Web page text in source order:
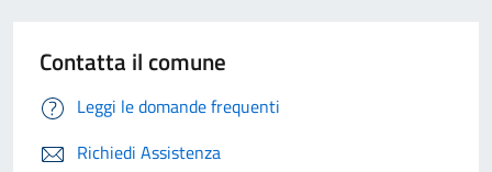
Contatta il comune
Leggi le domande frequenti
Richiedi Assistenza